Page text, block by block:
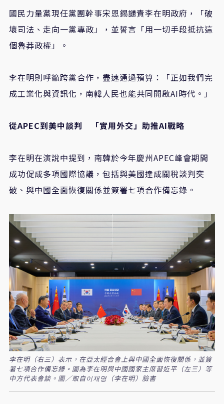
國民力量黨現任黨團幹事宋恩錫譴責李在明政府，「破
壞司法、走向一黨專政」，並誓言「用一切手段抵抗這
個魯莽政權」。
李在明則呼籲跨黨合作，盡速通過預算：「正如我們完
成工業化與資訊化，南韓人民也能共同開啟AI時代。」
從APEC到美中談判 「實用外交」助推AI戰略
李在明在演說中提到，南韓於今年慶州APEC峰會期間
成功促成多項國際協議，包括與美國達成關稅談判突
破、與中國全面恢復關係並簽署七項合作備忘錄。
李在明（右三）表示，在亞太經合會上與中國全面恢復關係，並簽
署七項合作備忘錄。圖為李在明與中國國家主席習近平（左三）等
中方代表會談。圖／取自이재명（李在明）臉書